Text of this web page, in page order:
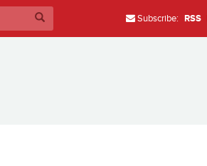
Subscribe: RSS